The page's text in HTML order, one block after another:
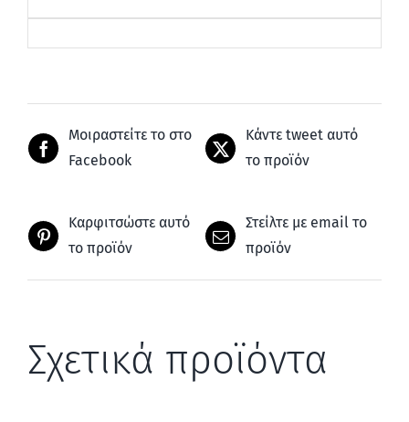
Μοιραστείτε το στο
Facebook
Κάντε tweet αυτό
το προϊόν
Καρφιτσώστε αυτό
το προϊόν
Στείλτε με email το
προϊόν
Σχετικά προϊόντα